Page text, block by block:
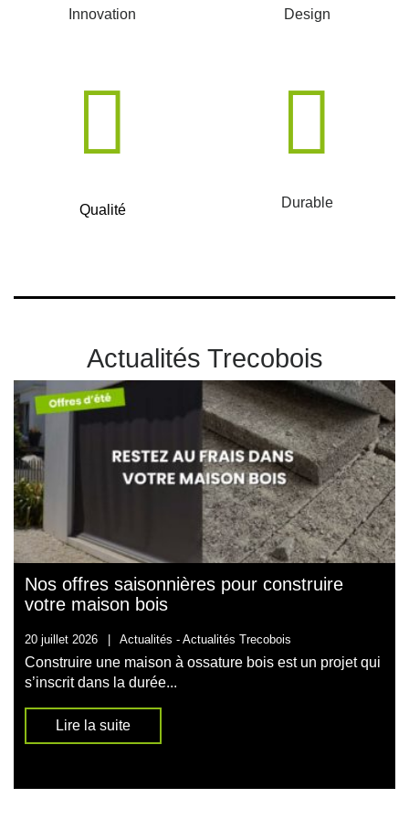
Innovation Design
Qualité Durable
Actualités Trecobois
Nos offres saisonnières pour construire
votre maison bois
20 juillet 2026 Actualités - Actualités Trecobois
Construire une maison à ossature bois est un projet qui
s’inscrit dans la durée...
Lire la suite